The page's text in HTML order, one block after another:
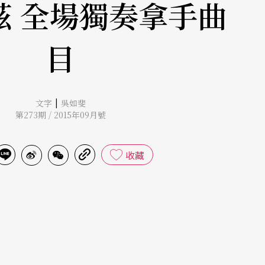
全場獨奏拿手曲
目
文字 | 吳如斐
第273期 / 2015年09月號
收藏